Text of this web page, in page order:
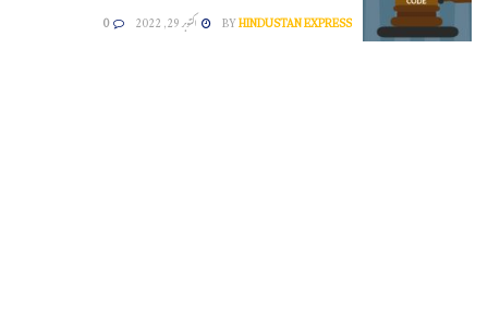
BYHINDUSTAN EXPRESS اکتوبر 29, 2022 0